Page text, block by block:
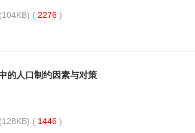
(104KB) ( 2276 )
的人口制约因素与对策
(128KB) ( 1446 )